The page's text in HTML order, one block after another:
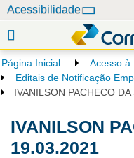
e
g
a
Acessibilidade
Página Inicial Acesso à
Editais de Notificação
IVANILSON PACHECO DA
IVANILSON
19.03.2021